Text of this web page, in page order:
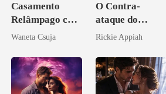
Casamento
Relâmpago com
o Pai da Minha
Waneta Csuja
O Contra-
ataque do
Bilionário
Rickie Appiah